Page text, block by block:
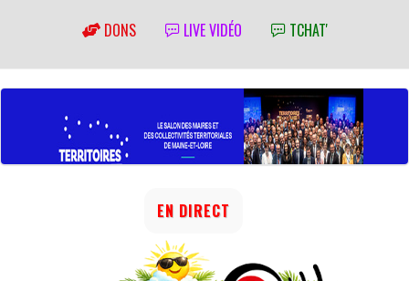
DONS LIVE VIDÉO TCHAT'
EN DIRECT